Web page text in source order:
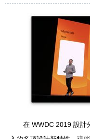
在 WWDC 2019 設計